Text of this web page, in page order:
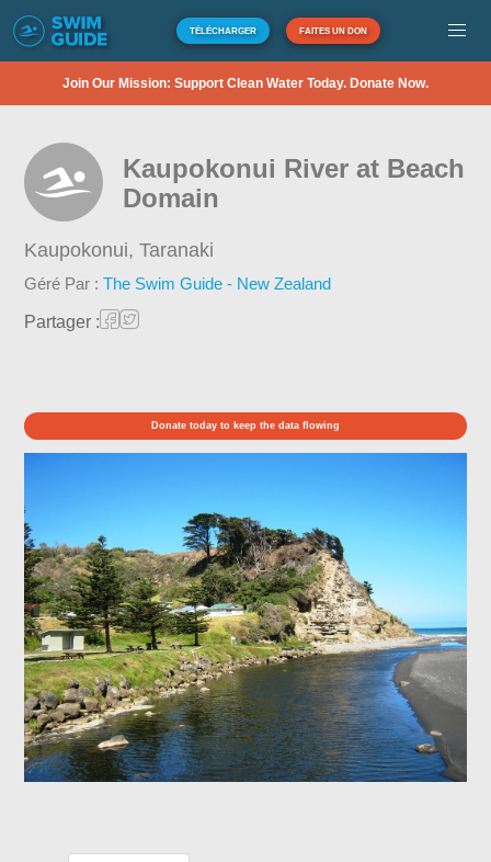
TÉLÉCHARGER FAITES UN DON
Join Our Mission: Support Clean Water Today. Donate Now.
Kaupokonui River at Beach
Domain
Kaupokonui,Taranaki
Géré Par :The Swim Guide - New Zealand
Partager :
Donate today to keep the data flowing